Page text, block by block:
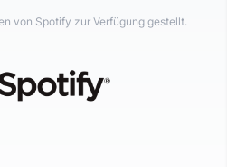
von Spotify zur Verfügung gestellt.